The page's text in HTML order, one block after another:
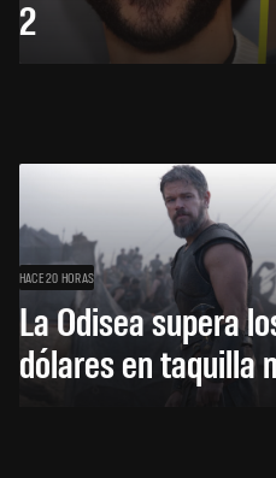
2
HACE 20 HORAS
La Odisea supera
dólares en taquilla